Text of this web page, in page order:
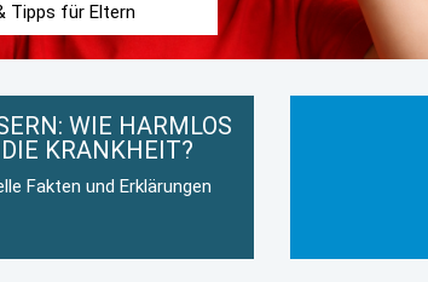
Tipps für Eltern
WIE HARMLOS
KRANKHEIT?
Fakten und Erklärungen